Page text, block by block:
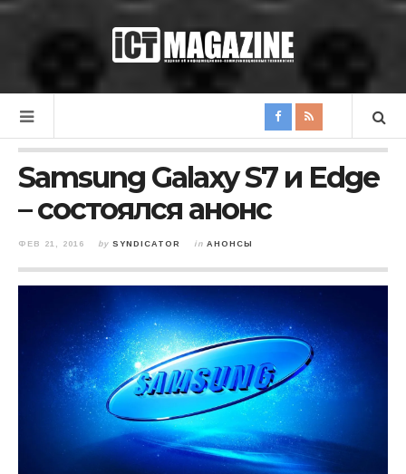
Samsung Galaxy S7 и Edge
– состоялся анонс
ФЕВ 21, 2016 by SYNDICATOR in АНОНСЫ